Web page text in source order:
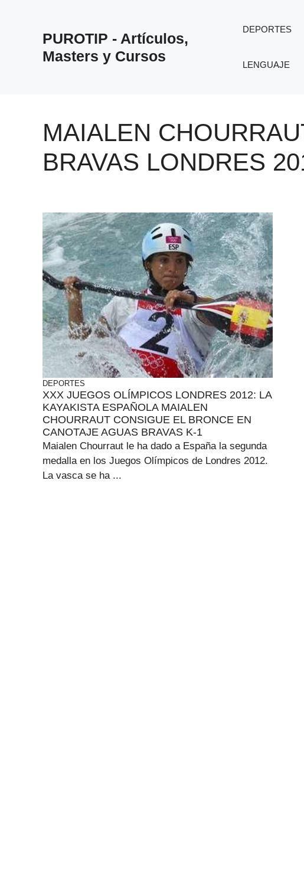
PUROTIP - Artículos,
Masters y Cursos
DEPORTES
LENGUAJE
MAIALEN
BRAVAS LONDRES
DEPORTES
XXX JUEGOS OLÍMPICOS LONDRES 2012: LA
KAYAKISTA ESPAÑOLA MAIALEN
CHOURRAUT CONSIGUE EL BRONCE EN
CANOTAJE AGUAS BRAVAS K-1
Maialen Chourraut le ha dado a España la segunda
medalla en los Juegos Olímpicos de Londres 2012.
La vasca se ha ...